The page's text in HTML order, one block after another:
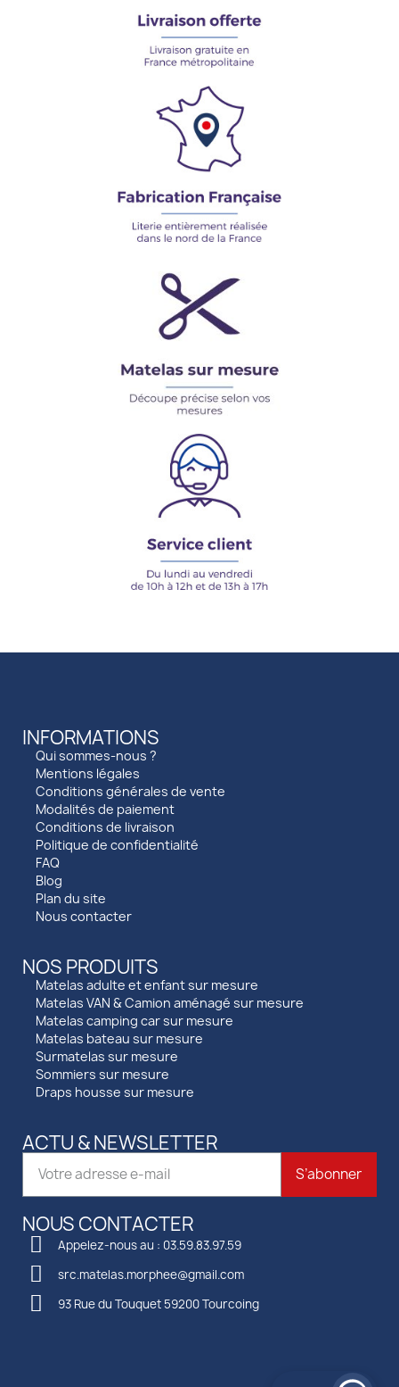
INFORMATIONS
Qui sommes-nous ?
Mentions légales
Conditions générales de vente
Modalités de paiement
Conditions de livraison
Politique de confidentialité
FAQ
Blog
Plan du site
Nous contacter
NOS PRODUITS
Matelas adulte et enfant sur mesure
Matelas VAN & Camion aménagé sur mesure
Matelas camping car sur mesure
Matelas bateau sur mesure
Surmatelas sur mesure
Sommiers sur mesure
Draps housse sur mesure
ACTU & NEWSLETTER
S’abonner
NOUS CONTACTER
Appelez-nous au : 03.59.83.97.59
src.matelas.morphee@gmail.com
93 Rue du Touquet 59200 Tourcoing